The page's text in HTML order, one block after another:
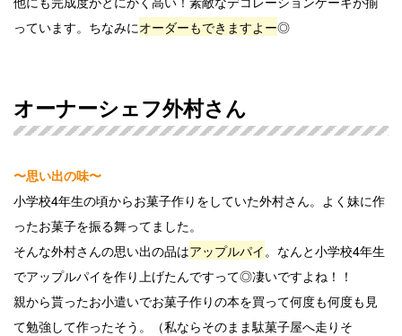
っています。ちなみにオーダーもできますよー◎
オーナーシェフ外村さん
〜思い出の味〜
小学校4年生の頃からお菓子作りをしていた外村さん。よく妹に作
ったお菓子を振る舞ってました。
そんな外村さんの思い出の品はアップルパイ。なんと小学校4年生
でアップルパイを作り上げたんですって◎凄いですよね！！
親から貰ったお小遣いでお菓子作りの本を買って何度も何度も見
て勉強して作ったそう。（私ならそのまま駄菓子屋へ走りそ